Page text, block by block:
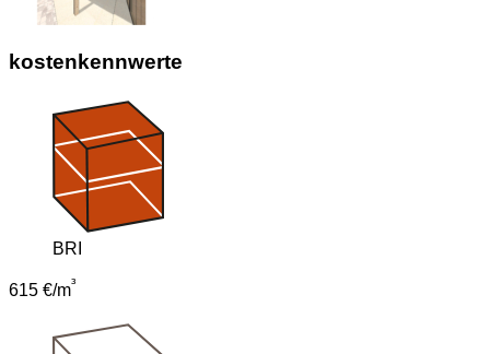
kostenkennwerte
BRI
615 €/m³